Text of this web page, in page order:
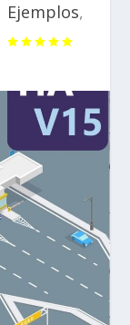
Ejemplos,